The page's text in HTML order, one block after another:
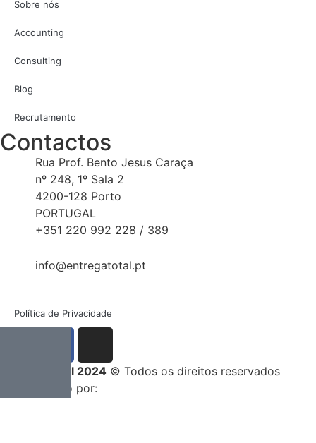
Sobre nós
Accounting
Consulting
Blog
Recrutamento
Contactos
Rua Prof. Bento Jesus Caraça
nº 248, 1º Sala 2
4200-128 Porto
PORTUGAL
+351 220 992 228 / 389
info@entregatotal.pt
Política de Privacidade
Entrega Total 2024 © Todos os direitos reservados
Desenvolvido por: